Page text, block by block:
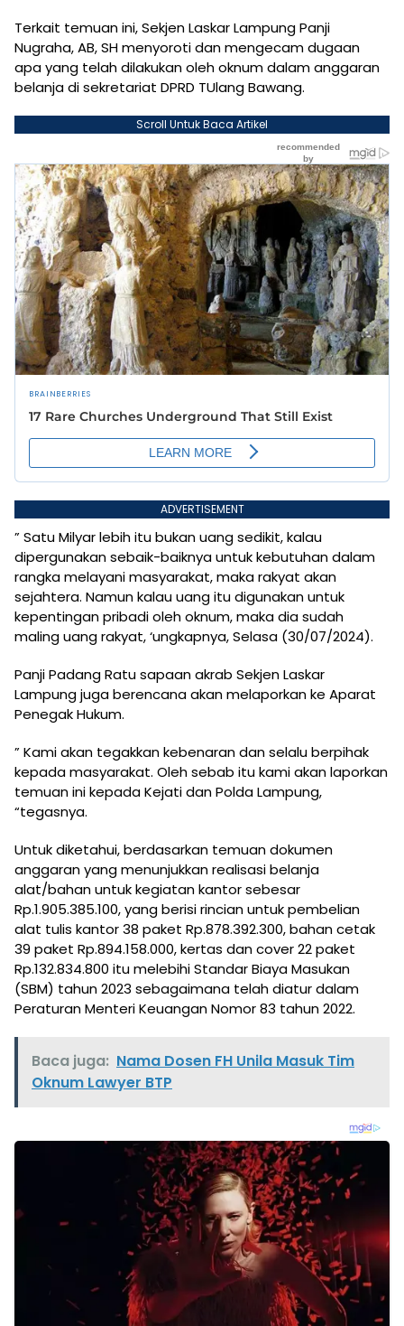
Terkait temuan ini, Sekjen Laskar Lampung Panji
Nugraha, AB, SH menyoroti dan mengecam dugaan
apa yang telah dilakukan oleh oknum dalam anggaran
belanja di sekretariat DPRD TUlang Bawang.
Scroll Untuk Baca Artikel
ADVERTISEMENT
” Satu Milyar lebih itu bukan uang sedikit, kalau
dipergunakan sebaik-baiknya untuk kebutuhan dalam
rangka melayani masyarakat, maka rakyat akan
sejahtera. Namun kalau uang itu digunakan untuk
kepentingan pribadi oleh oknum, maka dia sudah
maling uang rakyat, ‘ungkapnya, Selasa (30/07/2024).
Panji Padang Ratu sapaan akrab Sekjen Laskar
Lampung juga berencana akan melaporkan ke Aparat
Penegak Hukum.
” Kami akan tegakkan kebenaran dan selalu berpihak
kepada masyarakat. Oleh sebab itu kami akan laporkan
temuan ini kepada Kejati dan Polda Lampung,
“tegasnya.
Untuk diketahui, berdasarkan temuan dokumen
anggaran yang menunjukkan realisasi belanja
alat/bahan untuk kegiatan kantor sebesar
Rp.1.905.385.100, yang berisi rincian untuk pembelian
alat tulis kantor 38 paket Rp.878.392.300, bahan cetak
39 paket Rp.894.158.000, kertas dan cover 22 paket
Rp.132.834.800 itu melebihi Standar Biaya Masukan
(SBM) tahun 2023 sebagaimana telah diatur dalam
Peraturan Menteri Keuangan Nomor 83 tahun 2022.
Baca juga: Nama Dosen FH Unila Masuk Tim
Oknum Lawyer BTP